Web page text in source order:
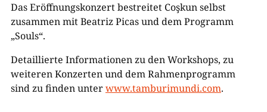
Das Eröffnungskonzert bestreitet Coşkun selbst
zusammen mit Beatriz Picas und dem Programm
„Souls“.
Detaillierte Informationen zu den Workshops, zu
weiteren Konzerten und dem Rahmenprogramm
sind zu finden unterwww.tamburimundi.com.